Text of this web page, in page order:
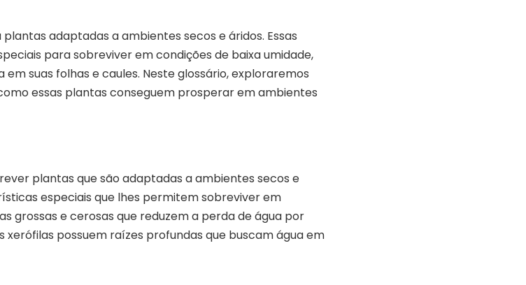
adaptadas a ambientes secos e áridos. Essas
para sobreviver em condições de baixa umidade,
suas folhas e caules. Neste glossário, exploraremos
essas plantas conseguem prosperar em ambientes
plantas que são adaptadas a ambientes secos e
especiais que lhes permitem sobreviver em
grossas e cerosas que reduzem a perda de água por
xerófilas possuem raízes profundas que buscam água em